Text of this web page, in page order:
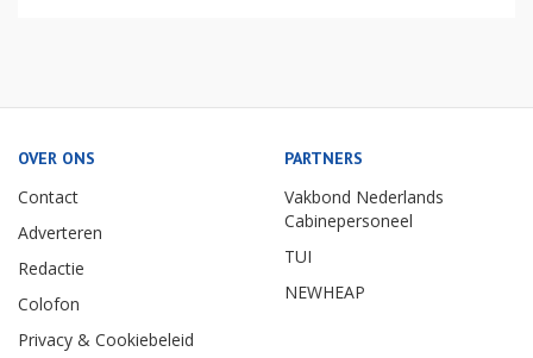
OVER ONS
Contact
Adverteren
Redactie
Colofon
Privacy & Cookiebeleid
PARTNERS
Vakbond Nederlands
Cabinepersoneel
TUI
NEWHEAP